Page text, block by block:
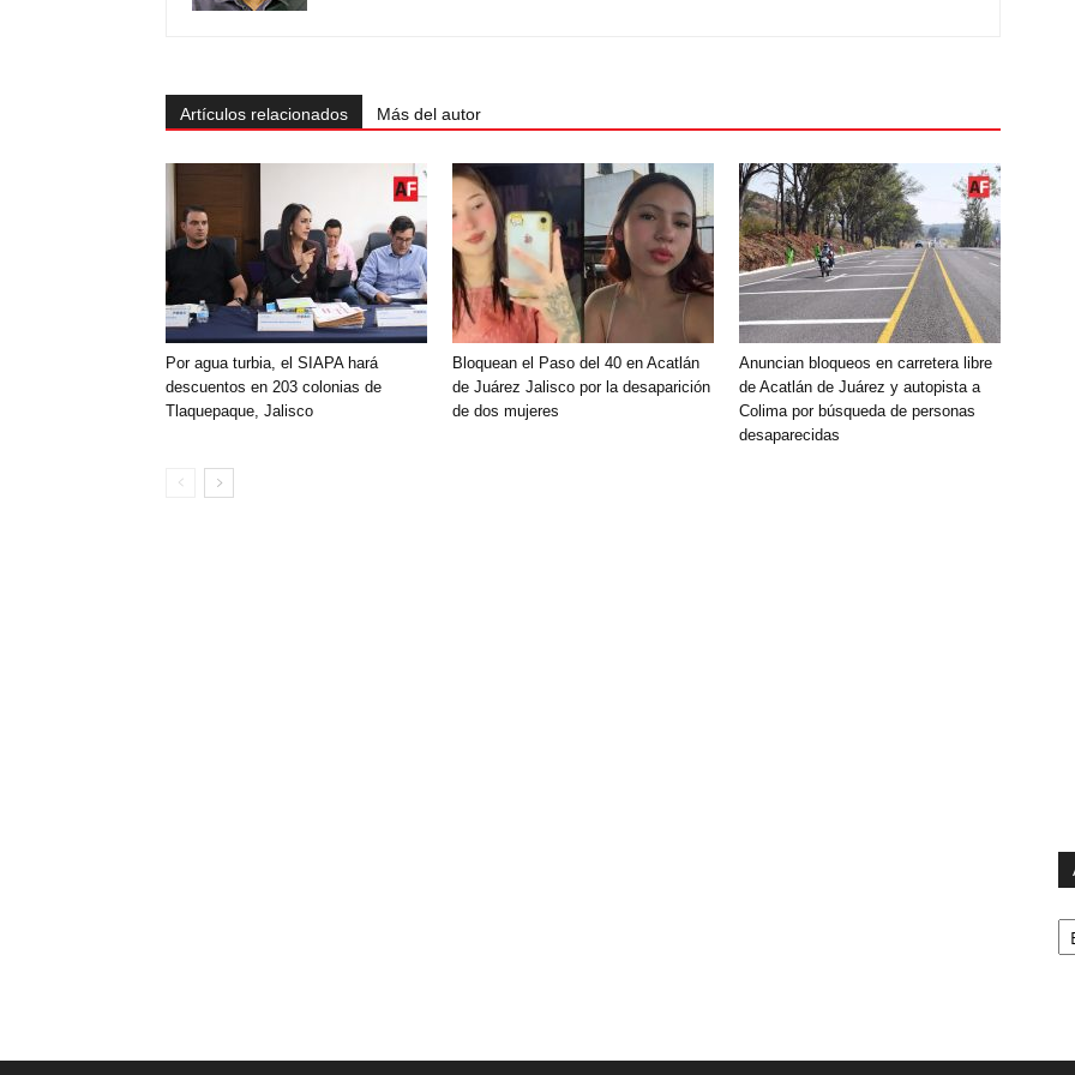
Artículos relacionados Más del autor
Por agua turbia, el SIAPA hará
descuentos en 203 colonias de
Tlaquepaque, Jalisco
Bloquean el Paso del 40 en Acatlán
de Juárez Jalisco por la desaparición
de dos mujeres
Anuncian bloqueos en carretera libre
de Acatlán de Juárez y autopista a
Colima por búsqueda de personas
desaparecidas